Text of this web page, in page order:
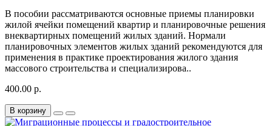
В пособии рассматриваются основные приемы планировки
жилой ячейки помещений квартир и планировочные решения
внеквартирных помещений жилых зданий. Нормали
планировочных элементов жилых зданий рекомендуются для
применения в практике проектирования жилого здания
массового строительства и специализирова..
400.00 р.
В корзину